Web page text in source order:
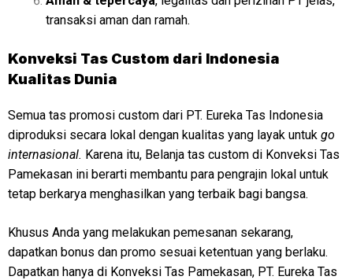
transaksi aman dan ramah.
Konveksi Tas Custom dari Indonesia
Kualitas Dunia
Semua tas promosi custom dari PT. Eureka Tas Indonesia
diproduksi secara lokal dengan kualitas yang layak untuk go
internasional. Karena itu, Belanja tas custom di Konveksi Tas
Pamekasan ini berarti membantu para pengrajin lokal untuk
tetap berkarya menghasilkan yang terbaik bagi bangsa.
Khusus Anda yang melakukan pemesanan sekarang,
dapatkan bonus dan promo sesuai ketentuan yang berlaku.
Dapatkan hanya di Konveksi Tas Pamekasan, PT. Eureka Tas